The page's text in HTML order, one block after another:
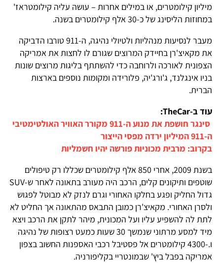
מיליון קילומטרים, או במילים אחרות – עושה עליה קילומטראז'
במחוזות הליסינג של כ-30 אלף קילומטרים בשנה.
מעבר לנסיעות מנהליות ולטיולי נהיגה, ה-911 טורבו הדביקה
את מקאיצ'רן בחיידק המרוצים שגורם לו לחצות את אמריקה
הצפונית לאורכה ולרוחבה כדי להשתתף בליגות מרוצים שונות
בניו אינגלנד, ג'ורג'יה, פלורידה ומקומות נוספים בארצות
הברית.
עוד ב-TheCar:
סינגר חושפת את מנוע ה-911 מקורר האוויר האולטימטיבי
ה-911 המיליון ירדה מפסי הייצור
בקרוב: מרבית מכוניות פורשה יהיו חשמליות
בשנת 2009, אחרי 850 אלף קילומטרים שכללו רק טיפולים
שוטפים ותיקונים קלים, הרכב היה מעורב בתאונה לאחר ש-SUV
גדול החליק ופגע בחלקו האחורי וגרם לנזק לא מבוטל לפגוש
ולסרן האחורי. מקאיצ'רן כמובן התבאס מהתאונה אך החליט לא
לתת לה להשפיע עליו ועל המכונית, מיהר לתקן את הרכב ויצא
מיד למסע מרתוני שנמשך 30 שעות כמעט רצופות של נהיגה
ו.-4300 קילומטרים אל פסטיבל רכבי האספנות החשוב בצפון
אמריקה בפבל ביץ' שבמונטריי בקליפורניה.